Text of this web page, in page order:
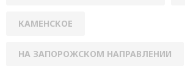
КАМЕНСКОЕ
НА ЗАПОРОЖСКОМ НАПРАВЛЕНИИ